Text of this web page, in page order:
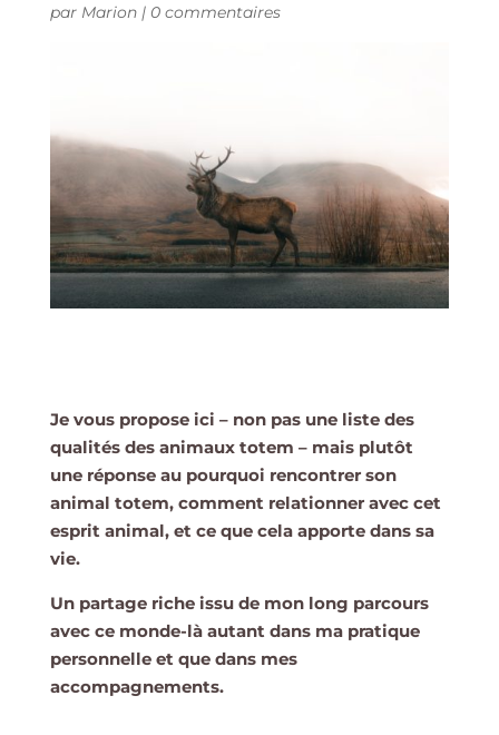
par Marion| 0 commentaires
Je vous propose ici – non pas une liste des
qualités des animaux totem – mais plutôt
une réponse au pourquoi rencontrer son
animal totem, comment relationner avec cet
esprit animal, et ce que cela apporte dans sa
vie.
Un partage riche issu de mon long parcours
avec ce monde-là autant dans ma pratique
personnelle et que dans mes
accompagnements.